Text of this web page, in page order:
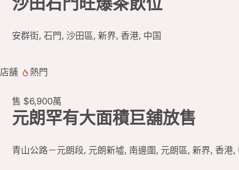
安群街, 石門, 沙田區, 新界, 香港, 中国
店舖 熱門
售 $6,900萬
元朗罕有大面積巨舖放售
青山公路－元朗段, 元朗新墟, 南邊圍, 元朗區, 新界, 香港,